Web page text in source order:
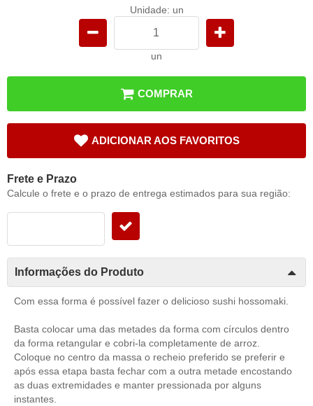
Unidade: un
un
COMPRAR
ADICIONAR AOS FAVORITOS
Frete e Prazo
Calcule o frete e o prazo de entrega estimados para sua região:
Informações do Produto
Com essa forma é possível fazer o delicioso sushi hossomaki.
Basta colocar uma das metades da forma com círculos dentro
da forma retangular e cobri-la completamente de arroz.
Coloque no centro da massa o recheio preferido se preferir e
após essa etapa basta fechar com a outra metade encostando
as duas extremidades e manter pressionada por alguns
instantes.